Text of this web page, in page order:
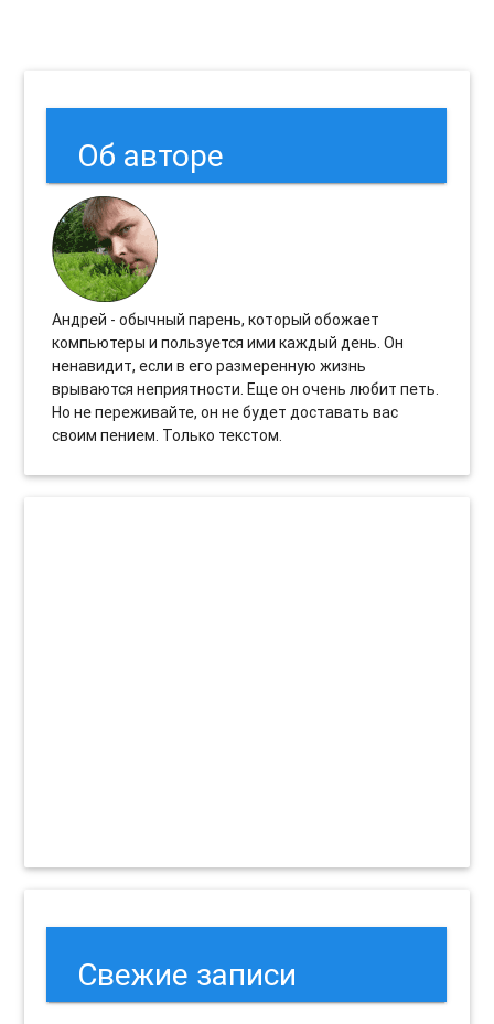
Об авторе
Андрей - обычный парень, который обожает
компьютеры и пользуется ими каждый день. Он
ненавидит, если в его размеренную жизнь
врываются неприятности. Еще он очень любит петь.
Но не переживайте, он не будет доставать вас
своим пением. Только текстом.
Свежие записи